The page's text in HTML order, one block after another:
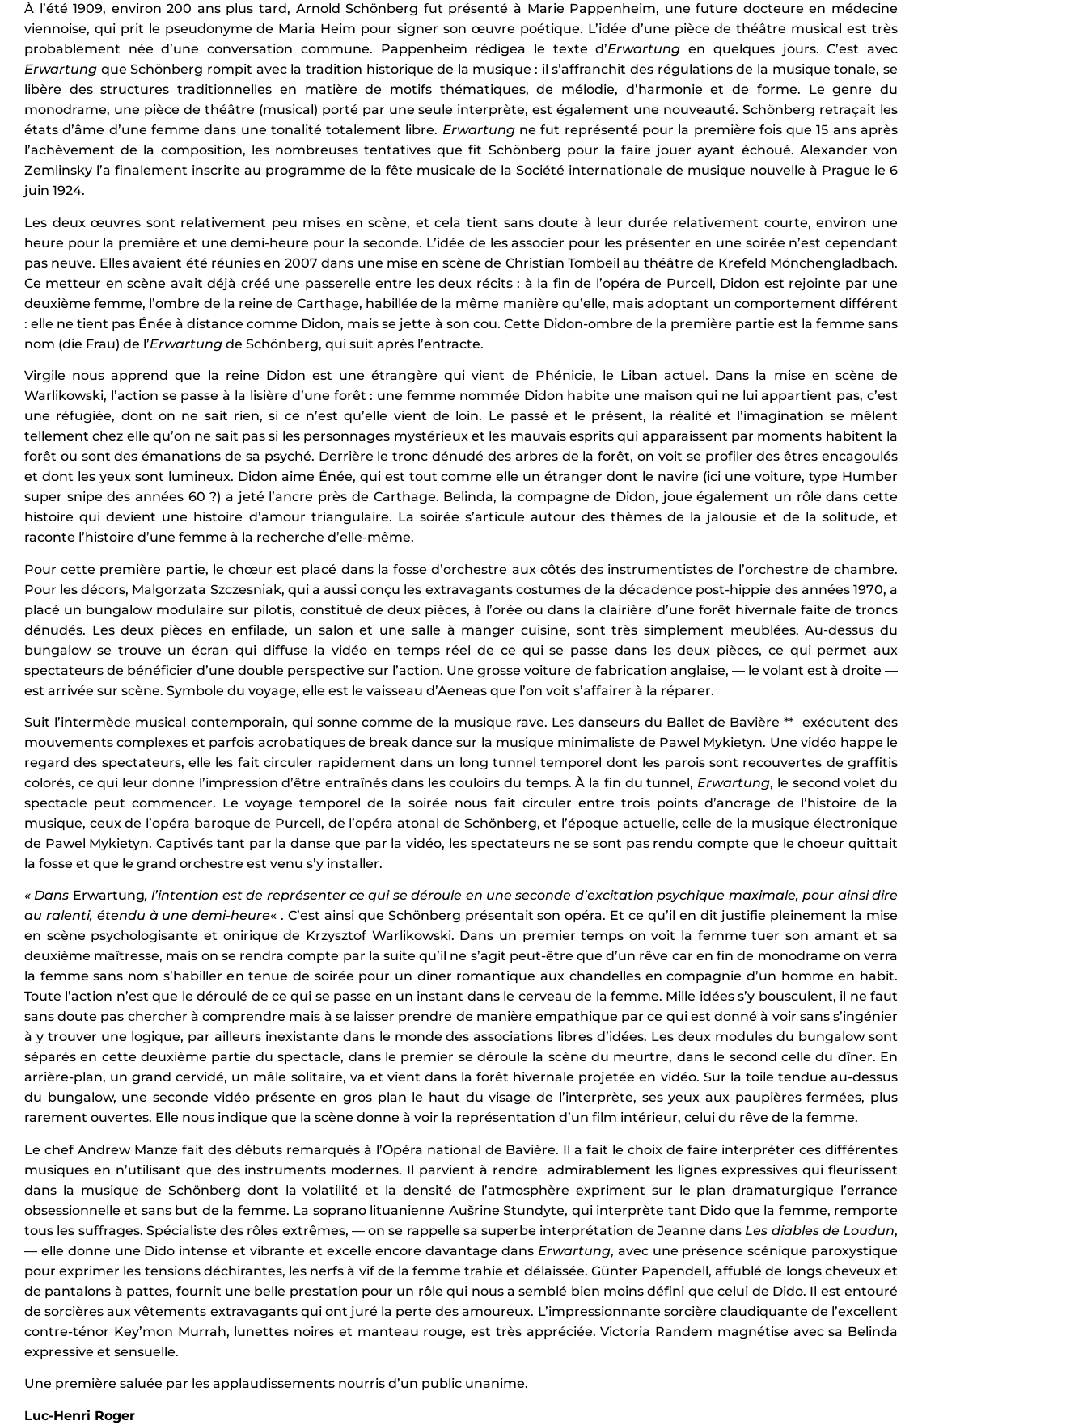
À l’été 1909, environ 200 ans plus tard, Arnold Schönberg fut présenté à Marie Pappenheim, une future docteure en médecine
viennoise, qui prit le pseudonyme de Maria Heim pour signer son œuvre poétique. L’idée d’une pièce de théâtre musical est très
probablement née d’une conversation commune. Pappenheim rédigea le texte d’Erwartung en quelques jours. C’est avec
Erwartung que Schönberg rompit avec la tradition historique de la musique : il s’affranchit des régulations de la musique tonale, se
libère des structures traditionnelles en matière de motifs thématiques, de mélodie, d’harmonie et de forme. Le genre du
monodrame, une pièce de théâtre (musical) porté par une seule interprète, est également une nouveauté. Schönberg retraçait les
états d’âme d’une femme dans une tonalité totalement libre. Erwartungne fut représenté pour la première fois que 15 ans après
l’achèvement de la composition, les nombreuses tentatives que fit Schönberg pour la faire jouer ayant échoué. Alexander von
Zemlinsky l’a finalement inscrite au programme de la fête musicale de la Société internationale de musique nouvelle à Prague le 6
juin 1924.
Les deux œuvres sont relativement peu mises en scène, et cela tient sans doute à leur durée relativement courte, environ une
heure pour la première et une demi-heure pour la seconde. L’idée de les associer pour les présenter en une soirée n’est cependant
pas neuve. Elles avaient été réunies en 2007 dans une mise en scène de Christian Tombeil au théâtre de Krefeld Mönchengladbach.
Ce metteur en scène avait déjà créé une passerelle entre les deux récits : à la fin de l’opéra de Purcell, Didon est rejointe par une
deuxième femme, l’ombre de la reine de Carthage, habillée de la même manière qu’elle, mais adoptant un comportement différent
: elle ne tient pas Énée à distance comme Didon, mais se jette à son cou. Cette Didon-ombre de la première partie est la femme sans
nom (die Frau) de l’Erwartung de Schönberg, qui suit après l’entracte.
Virgile nous apprend que la reine Didon est une étrangère qui vient de Phénicie, le Liban actuel. Dans la mise en scène de
Warlikowski, l’action se passe à la lisière d’une forêt : une femme nommée Didon habite une maison qui ne lui appartient pas, c’est
une réfugiée, dont on ne sait rien, si ce n’est qu’elle vient de loin. Le passé et le présent, la réalité et l’imagination se mêlent
tellement chez elle qu’on ne sait pas si les personnages mystérieux et les mauvais esprits qui apparaissent par moments habitent la
forêt ou sont des émanations de sa psyché. Derrière le tronc dénudé des arbres de la forêt, on voit se profiler des êtres encagoulés
et dont les yeux sont lumineux. Didon aime Énée, qui est tout comme elle un étranger dont le navire (ici une voiture, type Humber
super snipe des années 60 ?) a jeté l’ancre près de Carthage. Belinda, la compagne de Didon, joue également un rôle dans cette
histoire qui devient une histoire d’amour triangulaire. La soirée s’articule autour des thèmes de la jalousie et de la solitude, et
raconte l’histoire d’une femme à la recherche d’elle-même.
Pour cette première partie, le chœur est placé dans la fosse d’orchestre aux côtés des instrumentistes de l’orchestre de chambre.
Pour les décors, Malgorzata Szczesniak, qui a aussi conçu les extravagants costumes de la décadence post-hippie des années 1970, a
placé un bungalow modulaire sur pilotis, constitué de deux pièces, à l’orée ou dans la clairière d’une forêt hivernale faite de troncs
dénudés. Les deux pièces en enfilade, un salon et une salle à manger cuisine, sont très simplement meublées. Au-dessus du
bungalow se trouve un écran qui diffuse la vidéo en temps réel de ce qui se passe dans les deux pièces, ce qui permet aux
spectateurs de bénéficier d’une double perspective sur l’action. Une grosse voiture de fabrication anglaise, — le volant est à droite —
est arrivée sur scène. Symbole du voyage, elle est le vaisseau d’Aeneas que l’on voit s’affairer à la réparer.
Suit l’intermède musical contemporain, qui sonne comme de la musique rave. Les danseurs du Ballet de Bavière ** exécutent des
mouvements complexes et parfois acrobatiques de break dance sur la musique minimaliste de Pawel Mykietyn. Une vidéo happe le
regard des spectateurs, elle les fait circuler rapidement dans un long tunnel temporel dont les parois sont recouvertes de graffitis
colorés, ce qui leur donne l’impression d’être entraînés dans les couloirs du temps. À la fin du tunnel, Erwartung, le second volet du
spectacle peut commencer. Le voyage temporel de la soirée nous fait circuler entre trois points d’ancrage de l’histoire de la
musique, ceux de l’opéra baroque de Purcell, de l’opéra atonal de Schönberg, et l’époque actuelle, celle de la musique électronique
de Pawel Mykietyn. Captivés tant par la danse que par la vidéo, les spectateurs ne se sont pas rendu compte que le choeur quittait
la fosse et que le grand orchestre est venu s’y installer.
« Dans Erwartung, l’intention est de représenter ce qui se déroule en une seconde d’excitation psychique maximale, pour ainsi dire
au ralenti, étendu à une demi-heure« . C’est ainsi que Schönberg présentait son opéra. Et ce qu’il en dit justifie pleinement la mise
en scène psychologisante et onirique de Krzysztof Warlikowski. Dans un premier temps on voit la femme tuer son amant et sa
deuxième maîtresse, mais on se rendra compte par la suite qu’il ne s’agit peut-être que d’un rêve car en fin de monodrame on verra
la femme sans nom s’habiller en tenue de soirée pour un dîner romantique aux chandelles en compagnie d’un homme en habit.
Toute l’action n’est que le déroulé de ce qui se passe en un instant dans le cerveau de la femme. Mille idées s’y bousculent, il ne faut
sans doute pas chercher à comprendre mais à se laisser prendre de manière empathique par ce qui est donné à voir sans s’ingénier
à y trouver une logique, par ailleurs inexistante dans le monde des associations libres d’idées. Les deux modules du bungalow sont
séparés en cette deuxième partie du spectacle, dans le premier se déroule la scène du meurtre, dans le second celle du dîner. En
arrière-plan, un grand cervidé, un mâle solitaire, va et vient dans la forêt hivernale projetée en vidéo. Sur la toile tendue au-dessus
du bungalow, une seconde vidéo présente en gros plan le haut du visage de l’interprète, ses yeux aux paupières fermées, plus
rarement ouvertes. Elle nous indique que la scène donne à voir la représentation d’un film intérieur, celui du rêve de la femme.
Le chef Andrew Manze fait des débuts remarqués à l’Opéra national de Bavière. Il a fait le choix de faire interpréter ces différentes
musiques en n’utilisant que des instruments modernes. Il parvient à rendre admirablement les lignes expressives qui fleurissent
dans la musique de Schönberg dont la volatilité et la densité de l’atmosphère expriment sur le plan dramaturgique l’errance
obsessionnelle et sans but de la femme. La soprano lituanienne Aušrine Stundyte, qui interprète tant Dido que la femme, remporte
tous les suffrages. Spécialiste des rôles extrêmes, — on se rappelle sa superbe interprétation de Jeanne dans Les diables de Loudun,
— elle donne une Dido intense et vibrante et excelle encore davantage dans Erwartung, avec une présence scénique paroxystique
pour exprimer les tensions déchirantes, les nerfs à vif de la femme trahie et délaissée. Günter Papendell, affublé de longs cheveux et
de pantalons à pattes, fournit une belle prestation pour un rôle qui nous a semblé bien moins défini que celui de Dido. Il est entouré
de sorcières aux vêtements extravagants qui ont juré la perte des amoureux. L’impressionnante sorcière claudiquante de l’excellent
contre-ténor Key’mon Murrah, lunettes noires et manteau rouge, est très appréciée. Victoria Randem magnétise avec sa Belinda
expressive et sensuelle.
Une première saluée par les applaudissements nourris d’un public unanime.
Luc-Henri Roger